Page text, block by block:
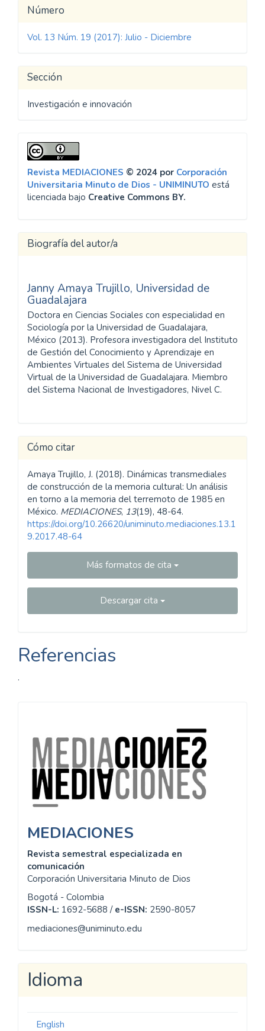
Detalles
del
Número
Vol. 13 Núm. 19 (2017): Julio - Diciembre
Sección
Investigación e innovación
Revista MEDIACIONES © 2024 por Corporación
Universitaria Minuto de Dios - UNIMINUTO está
licenciada bajo Creative Commons BY.
Biografía del autor/a
Janny Amaya Trujillo, Universidad de
Guadalajara
Doctora en Ciencias Sociales con especialidad en
Sociología por la Universidad de Guadalajara,
México (2013). Profesora investigadora del Instituto
de Gestión del Conocimiento y Aprendizaje en
Ambientes Virtuales del Sistema de Universidad
Virtual de la Universidad de Guadalajara. Miembro
del Sistema Nacional de Investigadores, Nivel C.
Cómo citar
Amaya Trujillo, J. (2018). Dinámicas transmediales
de construcción de la memoria cultural: Un análisis
en torno a la memoria del terremoto de 1985 en
México. MEDIACIONES, 13(19), 48-64.
https://doi.org/10.26620/uniminuto.mediaciones.13.1
9.2017.48-64
Más formatos de cita
Descargar cita
Referencias
.
MEDIACIONES
Revista semestral especializada en
comunicación
Corporación Universitaria Minuto de Dios
Bogotá - Colombia
ISSN-L: 1692-5688 / e-ISSN: 2590-8057
mediaciones@uniminuto.edu
Idioma
English